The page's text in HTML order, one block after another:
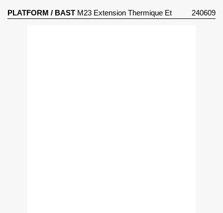
PLATFORM / BASTM23 Extension Thermique Et
240609